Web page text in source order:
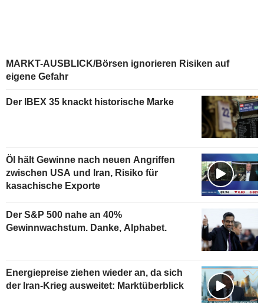
MARKT-AUSBLICK/Börsen ignorieren Risiken auf
eigene Gefahr
Der IBEX 35 knackt historische Marke
Öl hält Gewinne nach neuen Angriffen
zwischen USA und Iran, Risiko für
kasachische Exporte
Der S&P 500 nahe an 40%
Gewinnwachstum. Danke, Alphabet.
Energiepreise ziehen wieder an, da sich
der Iran-Krieg ausweitet: Marktüberblick